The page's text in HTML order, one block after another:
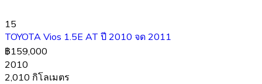
15
TOYOTA Vios 1.5E AT ปี​ 2010 จด 2011
฿159,000
2010
2,010 กิโลเมตร